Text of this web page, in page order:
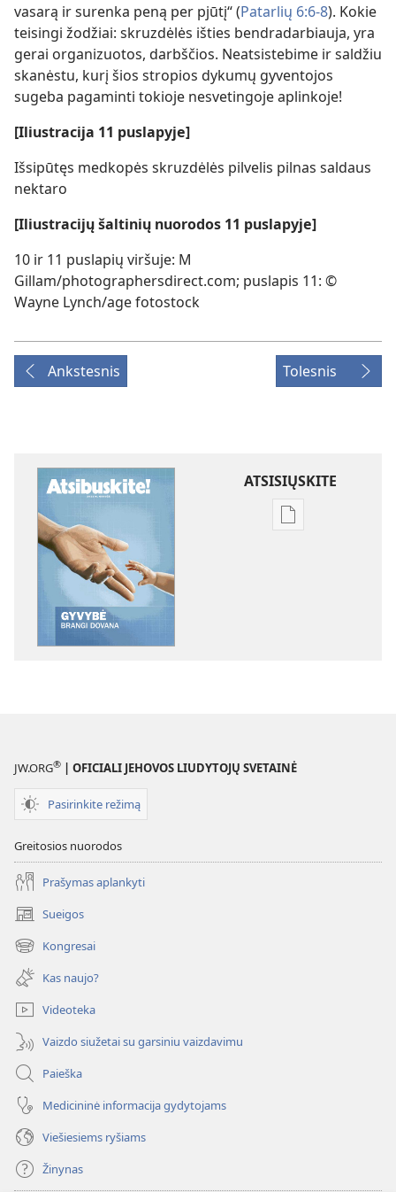
vasarą ir surenka peną per pjūtį“ (Patarlių 6:6-8). Kokie
teisingi žodžiai: skruzdėlės išties bendradarbiauja, yra
gerai organizuotos, darbščios. Neatsistebime ir saldžiu
skanėstu, kurį šios stropios dykumų gyventojos
sugeba pagaminti tokioje nesvetingoje aplinkoje!
[Iliustracija 11 puslapyje]
Išsipūtęs medkopės skruzdėlės pilvelis pilnas saldaus
nektaro
[Iliustracijų šaltinių nuorodos 11 puslapyje]
10 ir 11 puslapių viršuje: M
Gillam/photographersdirect.com; puslapis 11: ©
Wayne Lynch/age fotostock
Ankstesnis Tolesnis
ATSISIŲSKITE
Skaitmeninių
JW.ORG® | OFICIALI JEHOVOS LIUDYTOJŲ SVETAINĖ
Pasirinkite režimą
Greitosios nuorodos
Prašymas aplankyti
Sueigos
(atsiveria
naujas
langas)
Kongresai
(atsiveria
naujas
langas)
Kas naujo?
Videoteka
Vaizdo siužetai su garsiniu vaizdavimu
Paieška
Medicininė informacija gydytojams
Viešiesiems ryšiams
Žinynas